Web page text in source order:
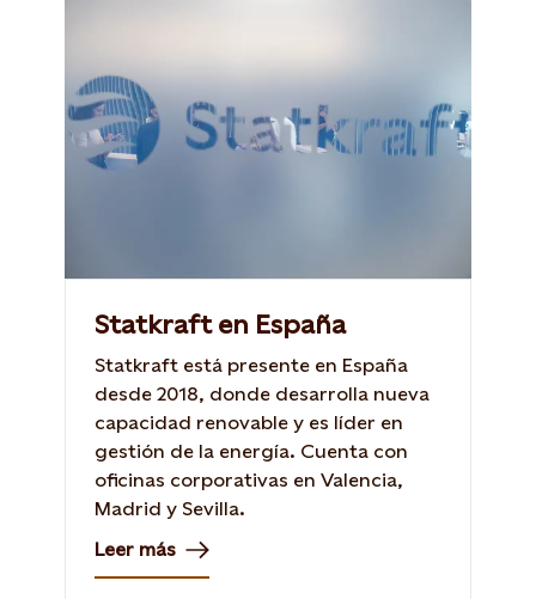
Statkraft en España
Statkraft está presente en España
desde 2018, donde desarrolla nueva
capacidad renovable y es líder en
gestión de la energía. Cuenta con
oficinas corporativas en Valencia,
Madrid y Sevilla.
Leer más